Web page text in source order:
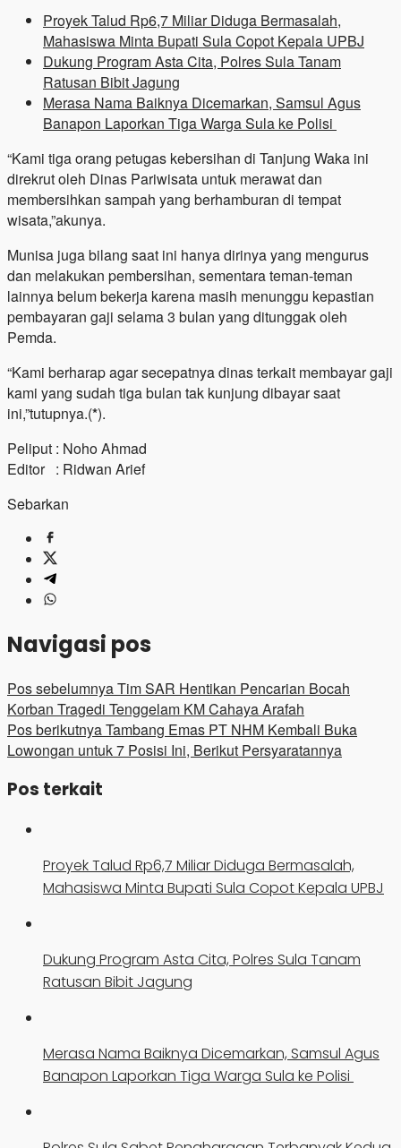
Proyek Talud Rp6,7 Miliar Diduga Bermasalah,
Mahasiswa Minta Bupati Sula Copot Kepala UPBJ
Dukung Program Asta Cita, Polres Sula Tanam
Ratusan Bibit Jagung
Merasa Nama Baiknya Dicemarkan, Samsul Agus
Banapon Laporkan Tiga Warga Sula ke Polisi
“Kami tiga orang petugas kebersihan di Tanjung Waka ini
direkrut oleh Dinas Pariwisata untuk merawat dan
membersihkan sampah yang berhamburan di tempat
wisata,”akunya.
Munisa juga bilang saat ini hanya dirinya yang mengurus
dan melakukan pembersihan, sementara teman-teman
lainnya belum bekerja karena masih menunggu kepastian
pembayaran gaji selama 3 bulan yang ditunggak oleh
Pemda.
“Kami berharap agar secepatnya dinas terkait membayar gaji
kami yang sudah tiga bulan tak kunjung dibayar saat
ini,”tutupnya.(*).
Peliput : Noho Ahmad
Editor : Ridwan Arief
Sebarkan
Navigasi pos
Pos sebelumnyaTim SAR Hentikan Pencarian Bocah
Korban Tragedi Tenggelam KM Cahaya Arafah
Pos berikutnyaTambang Emas PT NHM Kembali Buka
Lowongan untuk 7 Posisi Ini, Berikut Persyaratannya
Pos terkait
Proyek Talud Rp6,7 Miliar Diduga Bermasalah,
Mahasiswa Minta Bupati Sula Copot Kepala UPBJ
Dukung Program Asta Cita, Polres Sula Tanam
Ratusan Bibit Jagung
Merasa Nama Baiknya Dicemarkan, Samsul Agus
Banapon Laporkan Tiga Warga Sula ke Polisi